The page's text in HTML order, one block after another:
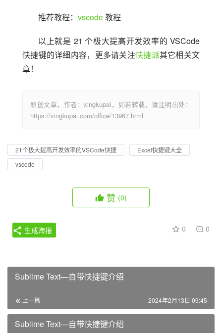
推荐教程： vscode 教程
以上就是 21 个极大提高开发效率的 VSCode
快捷键的详细内容，更多请关注快捷派其它相关文
章！
原创文章，作者：xingkupai，如若转载，请注明出处：
https://xingkupai.com/office/13967.html
21个极大提高开发效率的VSCode快捷
Excel快捷键大全
vscode
赞 (0)
0 0
生成海报
Sublime Text—自带快捷键介绍
上一篇 2024年2月13日 09:45
Sublime Text—自带快捷键介绍